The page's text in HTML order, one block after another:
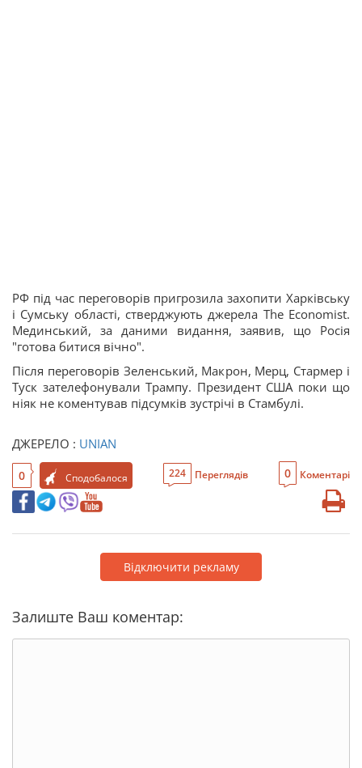
РФ під час переговорів пригрозила захопити Харківську
і Сумську області, стверджують джерела The Economist.
Мединський, за даними видання, заявив, що Росія
"готова битися вічно".
Після переговорів Зеленський, Макрон, Мерц, Стармер і
Туск зателефонували Трампу. Президент США поки що
ніяк не коментував підсумків зустрічі в Стамбулі.
ДЖЕРЕЛО : UNIAN
0 Сподобалося 224 Переглядів 0 Коментарі
Відключити рекламу
Залиште Ваш коментар: